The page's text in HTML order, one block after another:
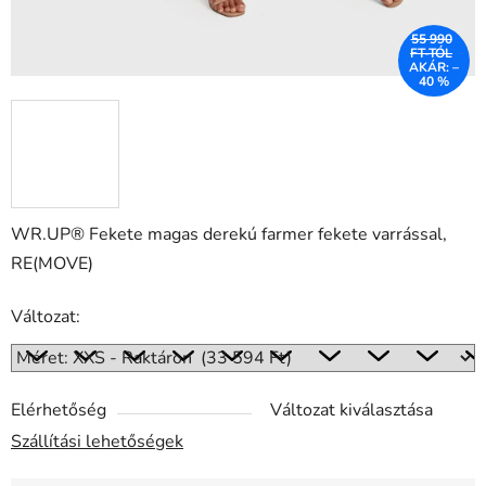
WR.UP® Fekete magas derekú farmer fekete varrással,
RE(MOVE)
Változat:
Elérhetőség
Változat kiválasztása
Szállítási lehetőségek
55 990
FT-TÓL
AKÁR: –
40 %